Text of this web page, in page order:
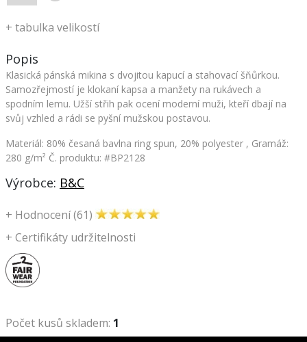
Počet kusů skladem: 1
+ tabulka velikostí
+ Certifikáty udržitelnosti
Popis
Klasická pánská mikina s dvojitou kapucí a stahovací šňůrkou.
Samozřejmostí je klokaní kapsa a manžety na rukávech a
spodním lemu. Užší střih pak ocení moderní muži, kteří dbají na
svůj vzhled a rádi se pyšní mužskou postavou.
Materiál: 80% česaná bavlna ring spun, 20% polyester , Gramáž:
280 g/m² Č. produktu: #BP2128
Výrobce: B&C
+ Hodnocení (61)